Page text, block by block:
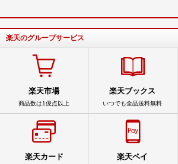
楽天のグループサービス
楽天市場
商品数は1億点以上
楽天ブックス
いつでも全品送料無料
楽天カード 楽天ペイ